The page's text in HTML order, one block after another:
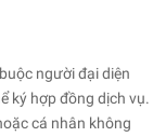
người đại diện
ký hợp đồng dịch vụ.
cá nhân không